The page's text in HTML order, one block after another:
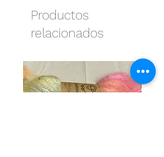
Productos
relacionados